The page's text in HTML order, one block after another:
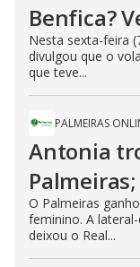
Benfica?
Nesta sexta-feira
divulgou que o
que teve...
PALMEIRAS
Antonia
O Palmeiras
feminino. A
deixou o Real...